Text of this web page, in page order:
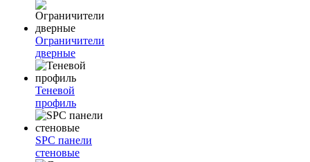
Ограничители
дверные
Теневой
профиль
SPC панели
стеновые